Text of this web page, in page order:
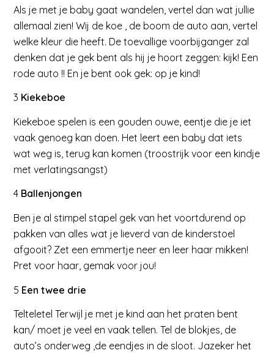
Als je met je baby gaat wandelen, vertel dan wat jullie
allemaal zien! Wij de koe , de boom de auto aan, vertel
welke kleur die heeft. De toevallige voorbijganger zal
denken dat je gek bent als hij je hoort zeggen: kijk! Een
rode auto !! En je bent ook gek: op je kind!
3 Kiekeboe
Kiekeboe spelen is een gouden ouwe, eentje die je iet
vaak genoeg kan doen. Het leert een baby dat iets
wat weg is, terug kan komen (troostrijk voor een kindje
met verlatingsangst)
4 Ballenjongen
Ben je al stimpel stapel gek van het voortdurend op
pakken van alles wat je lieverd van de kinderstoel
afgooit? Zet een emmertje neer en leer haar mikken!
Pret voor haar, gemak voor jou!
5 Een twee drie
Telteletel Terwijl je met je kind aan het praten bent
kan/ moet je veel en vaak tellen. Tel de blokjes, de
auto’s onderweg ,de eendjes in de sloot. Jazeker het